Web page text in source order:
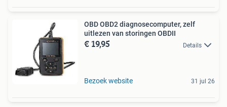
OBD OBD2 diagnosecomputer, zelf
uitlezen van storingen OBDII
€ 19,95 Details
Bezoek website 31 jul 26